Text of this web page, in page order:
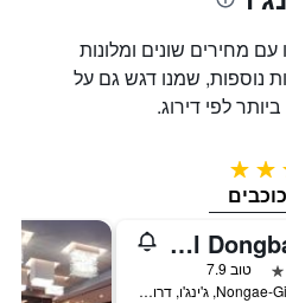
עם מחירים שונים ומלונות
נוספות, שמנו דגש גם על
לפי דירוג.
3 כוכבים
Hotel Dongbang
טוב 7.9
103, Nongae-Gil, ג'ינג'ו, דרום קוריאה